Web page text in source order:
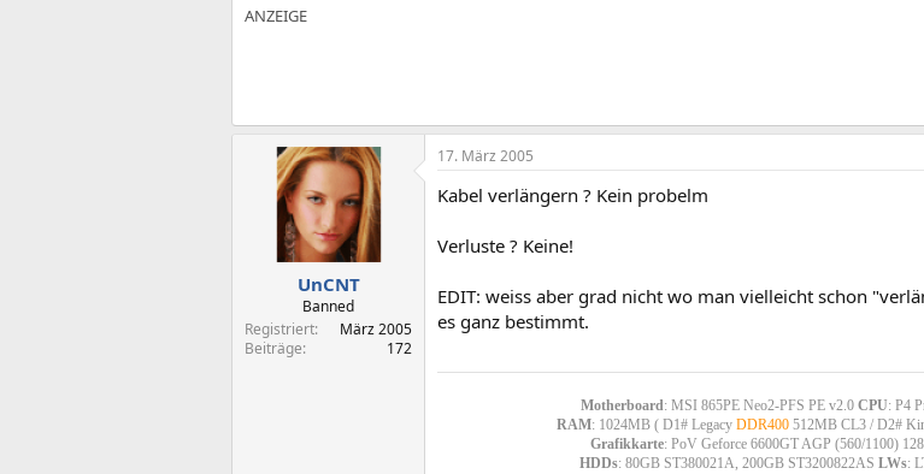
UnCNT
Banned
Registriert
März 2005
Beiträge
172
17. März 2005
Kabel verlängern ? Kein probelm
Verluste ? Keine!
EDIT: weiss aber grad nicht wo man vielleicht schon
es ganz bestimmt.
Motherboard: MSI 865PE Neo2-PFS PE v2.0 CPU: P4
RAM: 1024MB ( D1# Legacy DDR400512MB CL3 / D2#
Grafikkarte: PoV Geforce 6600GT AGP (560/1100)
HDDs: 80GB ST380021A, 200GB ST3200822AS LWs: